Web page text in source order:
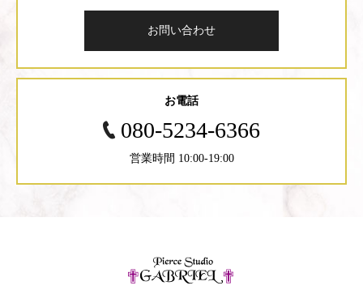
お問い合わせ
お電話
080-5234-6366
営業時間 10:00-19:00